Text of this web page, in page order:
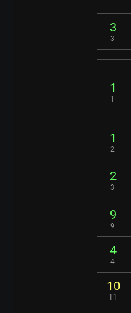
3
3
1
1
1
2
2
3
9
9
4
4
10
11